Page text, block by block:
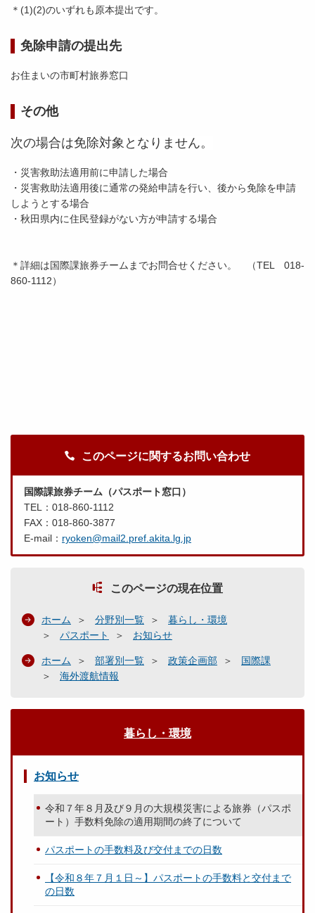
＊(1)(2)のいずれも原本提出です。
免除申請の提出先
お住まいの市町村旅券窓口
その他
次の場合は免除対象となりません。
・災害救助法適用前に申請した場合
・災害救助法適用後に通常の発給申請を行い、後から免除を申請
しようとする場合
・秋田県内に住民登録がない方が申請する場合
＊詳細は国際課旅券チームまでお問合せください。 （TEL 018-
860-1112）
このページに関するお問い合わせ
国際課旅券チーム（パスポート窓口）
TEL：018-860-1112
FAX：018-860-3877
E-mail： ryoken@mail2.pref.akita.lg.jp
このページの現在位置
ホーム 分野別一覧
暮らし・環境
パスポート
お知らせ
ホーム 部署別一覧 政策企画部
国際課
海外渡航情報
暮らし・環境
お知らせ
令和７年８月及び９月の大規模災害による旅券（パスポ
ート）手数料免除の適用期間の終了について
パスポートの手数料及び交付までの日数
【令和８年７月１日～】パスポートの手数料と交付まで
の日数